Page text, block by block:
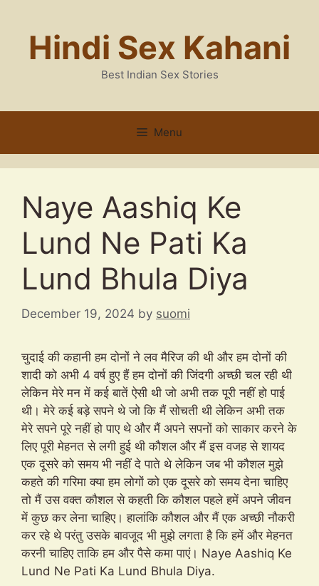
contentHindi Sex Kahani
Best Indian Sex Stories
Menu
Naye Aashiq Ke
Lund Ne Pati Ka
Lund Bhula Diya
December 19, 2024 by suomi
चुदाई की कहानी हम दोनों ने लव मैरिज की थी और हम दोनों की
शादी को अभी 4 वर्ष हुए हैं हम दोनों की जिंदगी अच्छी चल रही थी
लेकिन मेरे मन में कई बातें ऐसी थी जो अभी तक पूरी नहीं हो पाई
थी। मेरे कई बड़े सपने थे जो कि मैं सोचती थी लेकिन अभी तक
मेरे सपने पूरे नहीं हो पाए थे और मैं अपने सपनों को साकार करने के
लिए पूरी मेहनत से लगी हुई थी कौशल और मैं इस वजह से शायद
एक दूसरे को समय भी नहीं दे पाते थे लेकिन जब भी कौशल मुझे
कहते की गरिमा क्या हम लोगों को एक दूसरे को समय देना चाहिए
तो मैं उस वक्त कौशल से कहती कि कौशल पहले हमें अपने जीवन
में कुछ कर लेना चाहिए। हालांकि कौशल और मैं एक अच्छी नौकरी
कर रहे थे परंतु उसके बावजूद भी मुझे लगता है कि हमें और मेहनत
करनी चाहिए ताकि हम और पैसे कमा पाएं। Naye Aashiq Ke
Lund Ne Pati Ka Lund Bhula Diya.